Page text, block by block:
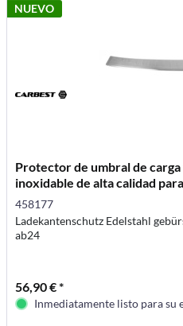
NUEVO
Protector de umbral de
inoxidable de alta calidad para
458177
Ladekantenschutz Edelstahl
ab24
56,90 € *
Inmediatamente listo para su